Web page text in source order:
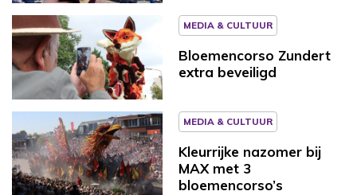
MEDIA & CULTUUR
Bloemencorso Zundert
extra beveiligd
MEDIA & CULTUUR
Kleurrijke nazomer bij
MAX met 3
bloemencorso’s